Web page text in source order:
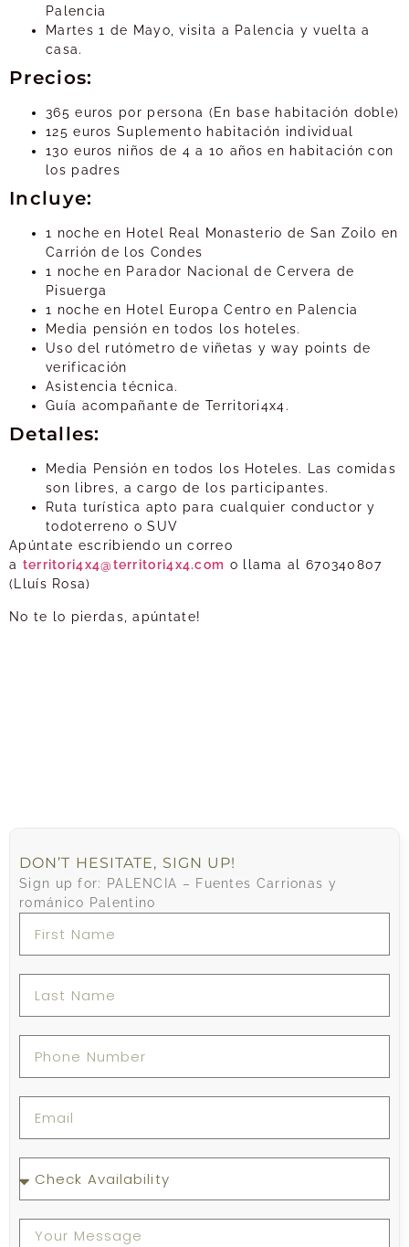
Palencia
Martes 1 de Mayo, visita a Palencia y vuelta a
casa.
Precios:
365 euros por persona (En base habitación doble)
125 euros Suplemento habitación individual
130 euros niños de 4 a 10 años en habitación con
los padres
Incluye:
1 noche en Hotel Real Monasterio de San Zoilo en
Carrión de los Condes
1 noche en Parador Nacional de Cervera de
Pisuerga
1 noche en Hotel Europa Centro en Palencia
Media pensión en todos los hoteles.
Uso del rutómetro de viñetas y way points de
verificación
Asistencia técnica.
Guía acompañante de Territori4x4.
Detalles:
Media Pensión en todos los Hoteles. Las comidas
son libres, a cargo de los participantes.
Ruta turística apto para cualquier conductor y
todoterreno o SUV
Apúntate escribiendo un correo
a territori4x4@territori4x4.com o llama al 670340807
(Lluís Rosa)
No te lo pierdas, apúntate!
DON’T HESITATE, SIGN UP!
Sign up for: PALENCIA – Fuentes Carrionas y
románico Palentino